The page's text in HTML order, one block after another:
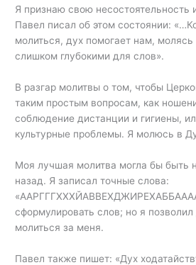
Я признаю свою несостоятельность
Павел писал об этом состоянии:
молиться, дух помогает нам,
слишком глубокими для слов».
В разгар молитвы о том, чтобы
таким простым вопросам, как
соблюдение дистанции и гигиены,
культурные проблемы. Я молюсь в
Моя лучшая молитва могла бы быть
назад. Я записал точные слова:
сформулировать слов; но я
молиться за меня.
Павел также пишет: «Дух